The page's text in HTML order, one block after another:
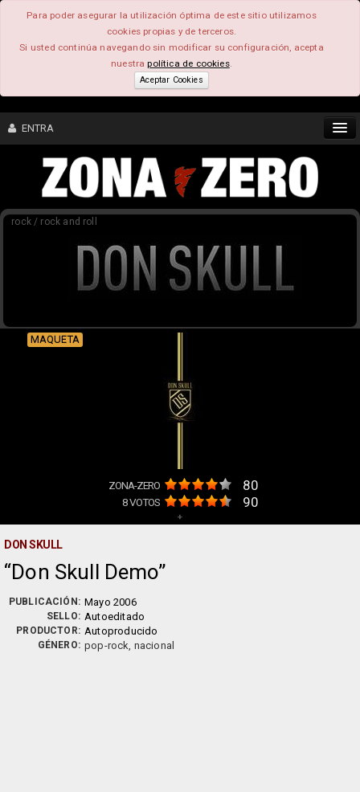
Para poder asegurar la utilización óptima de este sitio utilizamos
cookies propias y de terceros.
Si usted continúa navegando sin modificar su configuración, acepta
nuestrapolítica de cookies.
Aceptar Cookies
ENTRA
CONTENIDO
rock / rock and roll
MAQUETA
ZONA-ZERO 80
8VOTOS 90
+
DON SKULL
Don Skull Demo
PUBLICACIÓN: Mayo 2006
SELLO: Autoeditado
PRODUCTOR: Autoproducido
GÉNERO: pop-rock, nacional